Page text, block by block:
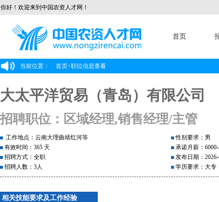
你好！欢迎来到中国农资人才网！
首页
当前位置： 首页>职位信息查看
大太平洋贸易（青岛）有限公司
招聘职位：区域经理,销售经理/主管
工作地点：云南大理曲靖红河等
有效时间：365 天
招聘方式：全职
招聘人数：3人
性别要求：男
承诺月薪：6000-
发布日期：
学历要求：大专
相关技能要求及工作经验